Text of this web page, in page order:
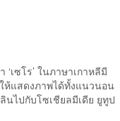
เซโร’ ในภาษาเกาหลีมี
ห้แสดงภาพได้ทั้งแนวนอน
นไปกับโซเชียลมีเดีย ยูทูป